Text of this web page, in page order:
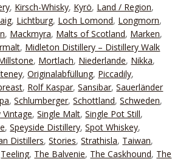
, Kirsch-Whisky, Kyrö, Land / Region,
, Lichtburg, Loch Lomond, Longmorn,
, Mackmyra, Malts of Scotland, Marken,
, Midleton Distillery – Distillery Walk
, Mortlach, Niederlande, Nikka,
,Originalabfüllung, Piccadily,
, Rolf Kaspar,Sansibar,Sauerländer
,Schlumberger,Schottland,Schweden,
Vintage,Single Malt,Single Pot Still,
,Speyside Distillery,Spot Whiskey,
Distillers,Stories,Strathisla, Taiwan,
Teeling, The Balvenie, The Caskhound, The